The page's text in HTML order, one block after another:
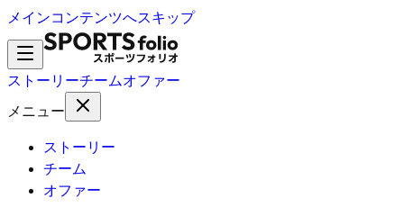
メインコンテンツへスキップ
ストーリーチームオファー
メニュー
ストーリー
チーム
オファー